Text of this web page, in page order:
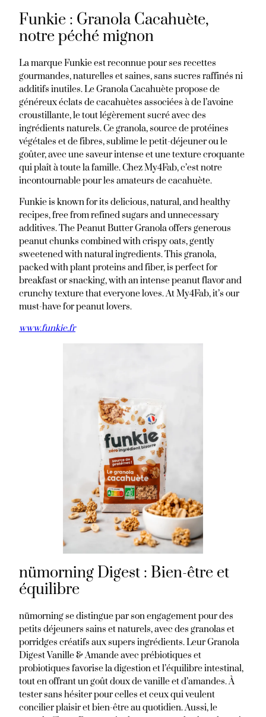
Funkie : Granola Cacahuète,
notre péché mignon
La marque Funkie est reconnue pour ses recettes
gourmandes, naturelles et saines, sans sucres raffinés ni
additifs inutiles. Le Granola Cacahuète propose de
généreux éclats de cacahuètes associées à de l’avoine
croustillante, le tout légèrement sucré avec des
ingrédients naturels. Ce granola, source de protéines
végétales et de fibres, sublime le petit-déjeuner ou le
goûter, avec une saveur intense et une texture croquante
qui plaît à toute la famille. Chez My4Fab, c’est notre
incontournable pour les amateurs de cacahuète.
Funkie is known for its delicious, natural, and healthy
recipes, free from refined sugars and unnecessary
additives. The Peanut Butter Granola offers generous
peanut chunks combined with crispy oats, gently
sweetened with natural ingredients. This granola,
packed with plant proteins and fiber, is perfect for
breakfast or snacking, with an intense peanut flavor and
crunchy texture that everyone loves. At My4Fab, it’s our
must-have for peanut lovers.
www.funkie.fr
nümorning Digest : Bien-être et
équilibre
nümorning se distingue par son engagement pour des
petits déjeuners sains et naturels, avec des granolas et
porridges créatifs aux supers ingrédients. Leur Granola
Digest Vanille & Amande avec prébiotiques et
probiotiques favorise la digestion et l’équilibre intestinal,
tout en offrant un goût doux de vanille et d’amandes. À
tester sans hésiter pour celles et ceux qui veulent
concilier plaisir et bien-être au quotidien. Aussi, le